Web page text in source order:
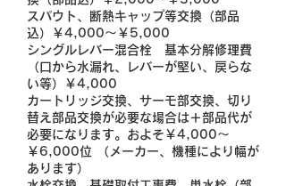
スパウト、断熱キャップ等交換（部品
込）￥4,000～￥5,000
シングルレバー混合栓 基本分解修理費
（口から水漏れ、レバーが堅い、戻らな
い等）￥4,000
カートリッジ交換、サーモ部交換、切り
替え部品交換が必要な場合は＋部品代が
必要になります。およそ￥4,000～
￥6,000位 （メーカー、機種により幅が
あります）